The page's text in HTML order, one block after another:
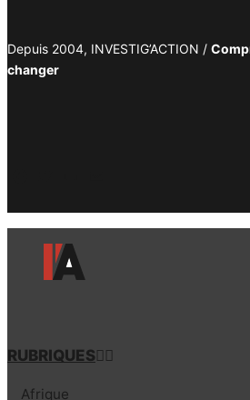
Depuis 2004, INVESTIG’ACTION /
changer
RUBRIQUES
Afrique